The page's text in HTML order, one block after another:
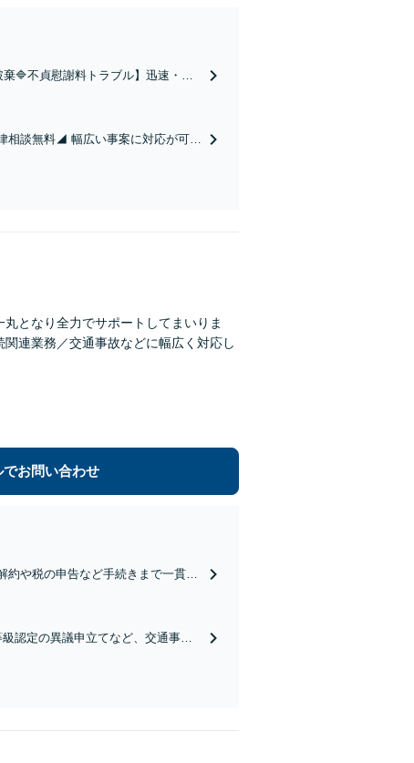
🔷不貞慰謝料トラブル】迅速・丁
相談無料◢ 幅広い事案に対応が可能
となり全力でサポートしてまいりま
連業務／交通事故などに幅広く対応し
でお問い合わせ
や税の申告など手続きまで一貫し
認定の異議申立てなど、交通事故